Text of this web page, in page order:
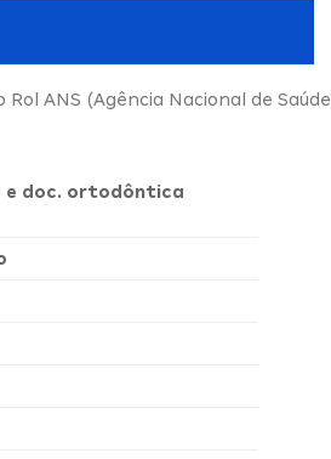
ANS (Agência Nacional de Saúde
e doc. ortodôntica